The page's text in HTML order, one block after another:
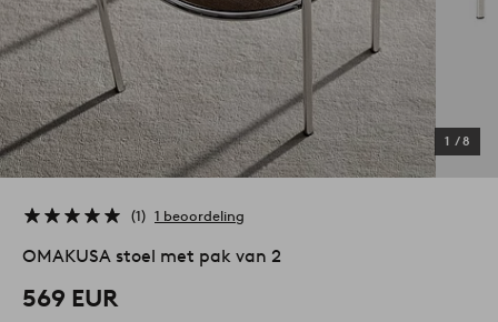
1 /8
1 1 beoordeling
OMAKUSA stoel met pak van 2
569 EUR